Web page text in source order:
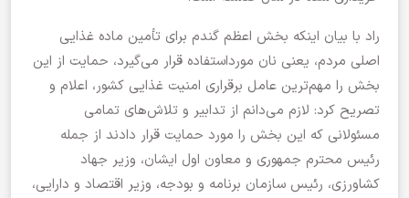
راد با بیان اینکه بخش اعظم گندم برای تأمین ماده غذایی
اصلی مردم، یعنی نان مورداستفاده قرار می‌گیرد، حمایت از این
بخش را مهم‌ترین عامل برقراری امنیت غذایی کشور، اعلام و
تصریح کرد: لازم می‌دانم از تدابیر و تلاش‌های تمامی
مسئولانی که این بخش را مورد حمایت قرار دادند از جمله
رئیس محترم جمهوری و معاون اول ایشان، وزیر جهاد
کشاورزی، رئیس سازمان برنامه و بودجه، وزیر اقتصاد و دارایی،